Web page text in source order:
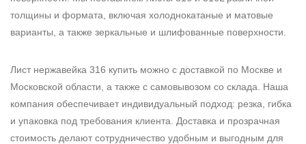
толщины и формата, включая холоднокатаные и матовые
варианты, а также зеркальные и шлифованные поверхности.
Лист нержавейка 316 купить можно с доставкой по Москве и
Московской области, а также с самовывозом со склада. Наша
компания обеспечивает индивидуальный подход: резка, гибка
и упаковка под требования клиента. Доставка и прозрачная
стоимость делают сотрудничество удобным и выгодным для